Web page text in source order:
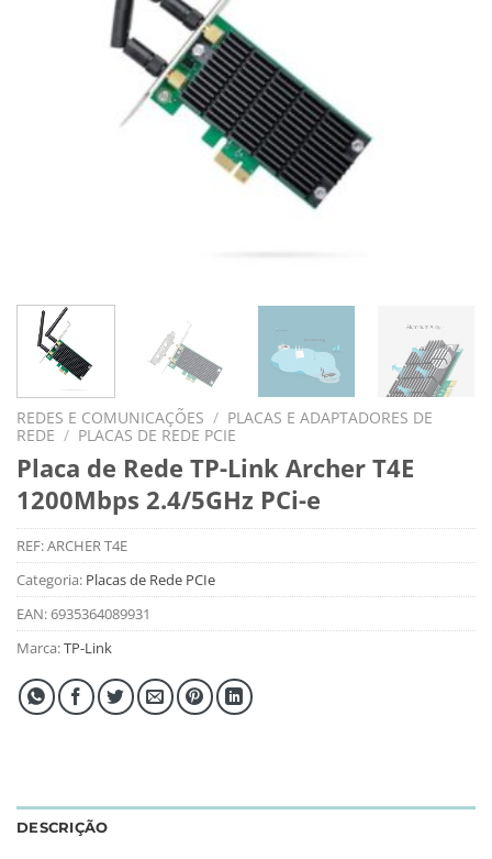
REDES E COMUNICAÇÕES / PLACAS E ADAPTADORES DE
REDE / PLACAS DE REDE PCIE
Placa de Rede TP-Link Archer T4E
1200Mbps 2.4/5GHz PCi-e
REF:ARCHER T4E
Categoria: Placas de Rede PCIe
EAN:6935364089931
Marca:TP-Link
DESCRIÇÃO